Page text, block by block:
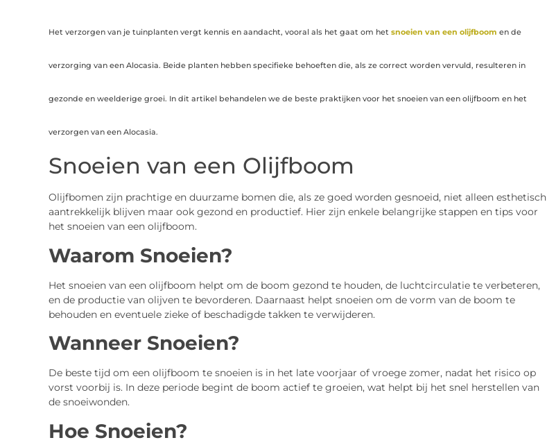
Het verzorgen van je tuinplanten vergt kennis en aandacht, vooral als het gaat om het snoeien van een olijfboom en de
verzorging van een Alocasia. Beide planten hebben specifieke behoeften die, als ze correct worden vervuld, resulteren in
gezonde en weelderige groei. In dit artikel behandelen we de beste praktijken voor het snoeien van een olijfboom en het
verzorgen van een Alocasia.
Snoeien van een Olijfboom
Olijfbomen zijn prachtige en duurzame bomen die, als ze goed worden gesnoeid, niet alleen esthetisch
aantrekkelijk blijven maar ook gezond en productief. Hier zijn enkele belangrijke stappen en tips voor
het snoeien van een olijfboom.
Waarom Snoeien?
Het snoeien van een olijfboom helpt om de boom gezond te houden, de luchtcirculatie te verbeteren,
en de productie van olijven te bevorderen. Daarnaast helpt snoeien om de vorm van de boom te
behouden en eventuele zieke of beschadigde takken te verwijderen.
Wanneer Snoeien?
De beste tijd om een olijfboom te snoeien is in het late voorjaar of vroege zomer, nadat het risico op
vorst voorbij is. In deze periode begint de boom actief te groeien, wat helpt bij het snel herstellen van
de snoeiwonden.
Hoe Snoeien?